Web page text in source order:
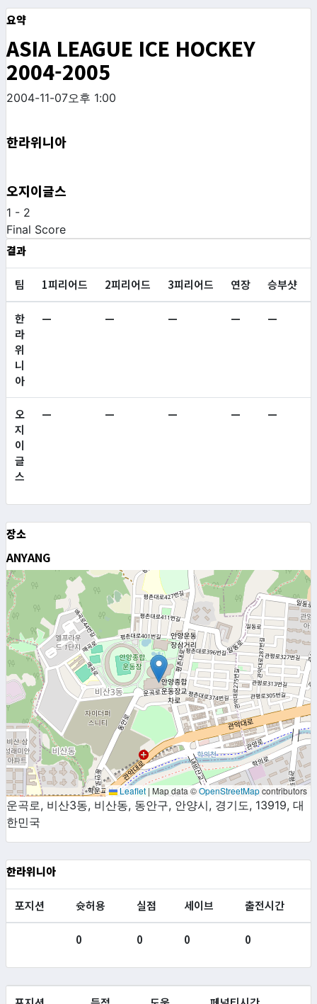
요약
ASIA LEAGUE ICE HOCKEY
2004-2005
2004-11-07오후 1:00
한라위니아
오지이글스
1 - 2
Final Score
결과
팀 1피리어드 2피리어드 3피리어드 연장 승부샷
한
라
위
니
아
— — — — —
오
지
이
글
스
— — — — —
장소
ANYANG
Leaflet | Map data ©OpenStreetMapcontributors
운곡로, 비산3동, 비산동, 동안구, 안양시, 경기도, 13919, 대
한민국
한라위니아
포지션 슛허용 실점 세이브 출전시간
0 0 0 0